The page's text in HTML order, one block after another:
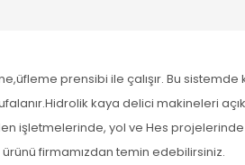
prensibi ile çalışır. Bu
kaya delici makineleri
işletmelerinde, yol ve Hes
ürünü firmamızdan temin edebilirsiniz.